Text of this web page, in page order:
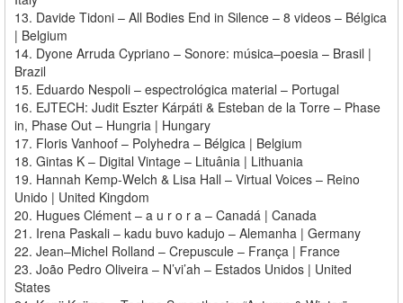
13. Davide Tidoni – All Bodies End in Silence – 8 videos – Bélgica
| Belgium
14. Dyone Arruda Cypriano – Sonore: música–poesia – Brasil |
Brazil
15. Eduardo Nespoli – espectrológica material – Portugal
16. EJTECH: Judit Eszter Kárpáti & Esteban de la Torre – Phase
in, Phase Out – Hungria | Hungary
17. Floris Vanhoof – Polyhedra – Bélgica | Belgium
18. Gintas K – Digital Vintage – Lituânia | Lithuania
19. Hannah Kemp-Welch & Lisa Hall – Virtual Voices – Reino
Unido | United Kingdom
20. Hugues Clément – a u r o r a – Canadá | Canada
21. Irena Paskali – kadu buvo kadujo – Alemanha | Germany
22. Jean–Michel Rolland – Crepuscule – França | France
23. João Pedro Oliveira – N’vi’ah – Estados Unidos | United
States